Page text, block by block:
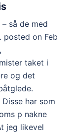
så de med
posted on Feb
taket i
og det
har som
p nakne
jeg likevel